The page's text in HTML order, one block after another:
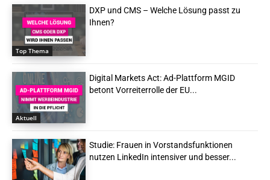
Top Thema
DXP und CMS – Welche Lösung passt zu
Ihnen?
Aktuell
Digital Markets Act: Ad-Plattform MGID
betont Vorreiterrolle der EU...
Studie: Frauen in Vorstandsfunktionen
nutzen LinkedIn intensiver und besser...